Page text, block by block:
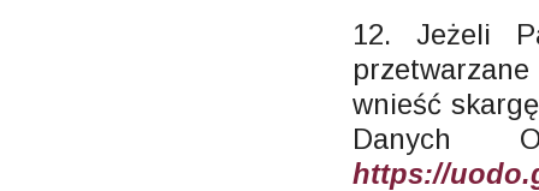
12. Jeżeli
wnieść
Danych
https://